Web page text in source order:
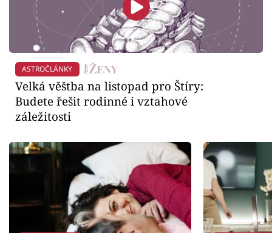
ASTROČLÁNKY
Velká věštba na listopad pro Štíry:
Budete řešit rodinné i vztahové
záležitosti